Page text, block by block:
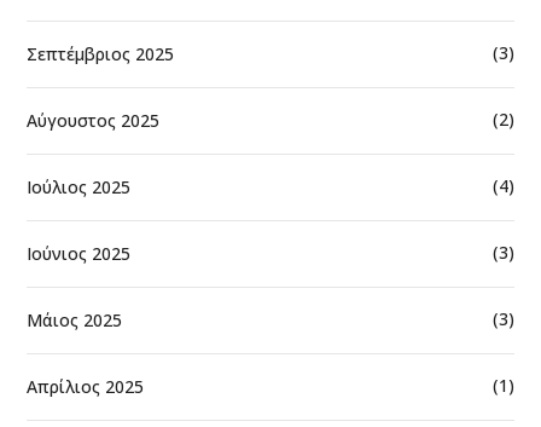
Σεπτέμβριος 2025 (3)
Αύγουστος 2025 (2)
Ιούλιος 2025 (4)
Ιούνιος 2025 (3)
Μάιος 2025 (3)
Απρίλιος 2025 (1)